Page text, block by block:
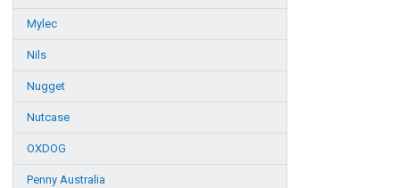
Mylec
Nils
Nugget
Nutcase
OXDOG
Penny Australia